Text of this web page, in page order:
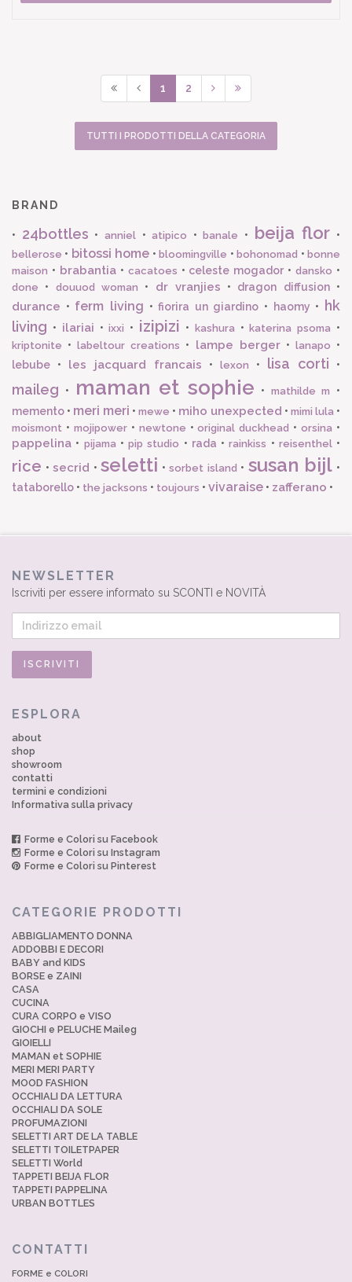
1 2
TUTTI I PRODOTTI DELLA CATEGORIA
BRAND
• 24bottles • anniel•atipico •banale • beija flor •
bellerose • bitossi home •bloomingville •bohonomad •bonne
maison • brabantia• cacatoes • celeste mogador •dansko •
done • douuod woman • dr vranjies • dragon diffusion•
durance • ferm living •fiorira un giardino • haomy •
hk
living • ilariai •ixxi • izipizi • kashura •katerina psoma •
kriptonite •labeltour creations • lampe berger• lanapo •
lebube • les jacquard francais • lexon • lisa corti •
maileg • maman et sophie • mathilde m
•
memento • meri meri • mewe • miho unexpected • mimi lula •
moismont • mojipower• newtone •original duckhead •orsina •
pappelina • pijama • pip studio • rada •rainkiss • reisenthel•
rice •secrid •seletti •sorbet island • susan bijl •
tataborello • the jacksons • toujours • vivaraise • zafferano •
NEWSLETTER
Iscriviti per essere informato su SCONTI e NOVITÀ
ESPLORA
about
shop
showroom
contatti
termini e condizioni
Informativa sulla privacy
Forme e Colori su Facebook
Forme e Colori su Instagram
Forme e Colori su Pinterest
CATEGORIE PRODOTTI
ABBIGLIAMENTO DONNA
ADDOBBI E DECORI
BABY and KIDS
BORSE e ZAINI
CASA
CUCINA
CURA CORPO e VISO
GIOCHI e PELUCHE Maileg
GIOIELLI
MAMAN et SOPHIE
MERI MERI PARTY
MOOD FASHION
OCCHIALI DA LETTURA
OCCHIALI DA SOLE
PROFUMAZIONI
SELETTI ART DE LA TABLE
SELETTI TOILETPAPER
SELETTI World
TAPPETI BEIJA FLOR
TAPPETI PAPPELINA
URBAN BOTTLES
CONTATTI
FORME e COLORI